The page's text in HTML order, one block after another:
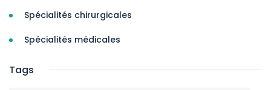
Spécialités chirurgicales
Spécialités médicales
Tags